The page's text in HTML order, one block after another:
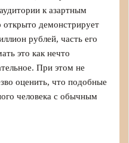
к азартным
открыто демонстрирует
рублей, часть его
это как нечто
При этом не
оценить, что подобные
человека с обычным